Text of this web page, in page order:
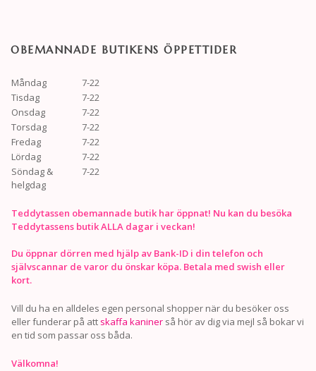
OBEMANNADE BUTIKENS ÖPPETTIDER
Måndag
7-22
Tisdag
7-22
Onsdag
7-22
Torsdag
7-22
Fredag
7-22
Lördag
7-22
Söndag &
helgdag
7-22
Teddytassen obemannade butik har öppnat! Nu kan du besöka
Teddytassens butik ALLA dagar i veckan!
Du öppnar dörren med hjälp av Bank-ID i din telefon och
självscannar de varor du önskar köpa. Betala med swish eller
kort.
Vill du ha en alldeles egen personal shopper när du besöker oss
eller funderar på att skaffa kaniner så hör av dig via mejl så bokar vi
en tid som passar oss båda.
Välkomna!